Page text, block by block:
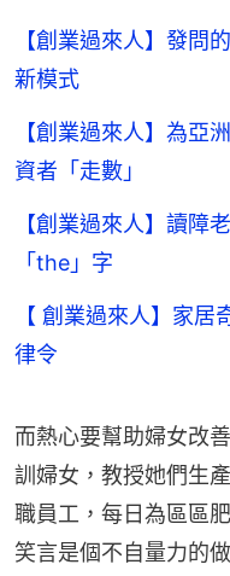
【創業過來人】發
新模式
【創業過來人】為
資者「走數」
【創業過來人】讀
「the」字
【 創業過來人】家
律令
而熱心要幫助婦女改
訓婦女，教授她們生
職員工，每日為區區
笑言是個不自量力的